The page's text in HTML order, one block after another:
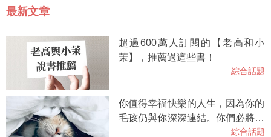
最新文章
超過600萬人訂閱的【老高和小
茉】，推薦過這些書！
綜合話題
你值得幸福快樂的人生，因為你的
毛孩仍與你深深連結。你們必將重
綜合話題